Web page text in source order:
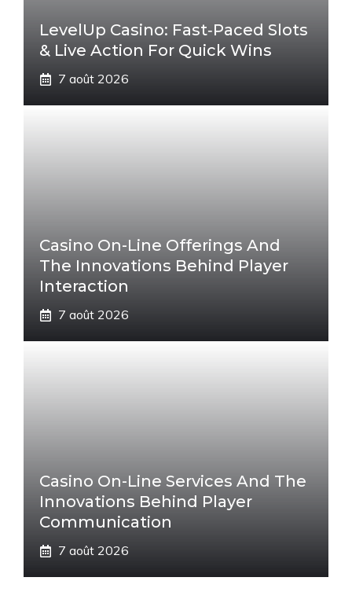
LevelUp Casino: Fast‑Paced Slots
& Live Action For Quick Wins
7 août 2026
Casino On-Line Offerings And
The Innovations Behind Player
Interaction
7 août 2026
Casino On-Line Services And The
Innovations Behind Player
Communication
7 août 2026